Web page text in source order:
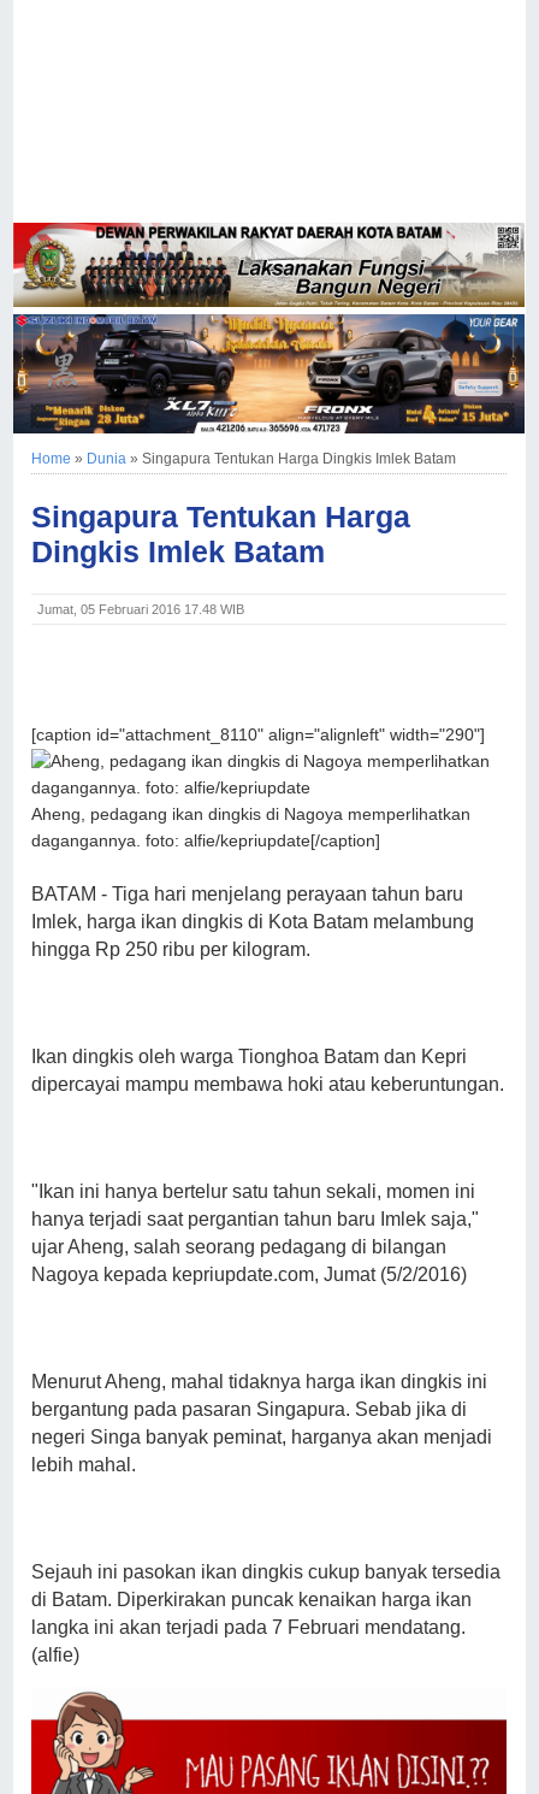
Home » Dunia »Singapura Tentukan Harga Dingkis Imlek Batam
Singapura Tentukan Harga
Dingkis Imlek Batam
Jumat, 05 Februari 2016 17.48 WIB
[caption id="attachment_8110" align="alignleft" width="290"]
Aheng, pedagang ikan dingkis di Nagoya memperlihatkan
dagangannya. foto: alfie/kepriupdate[/caption]
BATAM - Tiga hari menjelang perayaan tahun baru
Imlek, harga ikan dingkis di Kota Batam melambung
hingga Rp 250 ribu per kilogram.
Ikan dingkis oleh warga Tionghoa Batam dan Kepri
dipercayai mampu membawa hoki atau keberuntungan.
"Ikan ini hanya bertelur satu tahun sekali, momen ini
hanya terjadi saat pergantian tahun baru Imlek saja,"
ujar Aheng, salah seorang pedagang di bilangan
Nagoya kepada kepriupdate.com, Jumat (5/2/2016)
Menurut Aheng, mahal tidaknya harga ikan dingkis ini
bergantung pada pasaran Singapura. Sebab jika di
negeri Singa banyak peminat, harganya akan menjadi
lebih mahal.
Sejauh ini pasokan ikan dingkis cukup banyak tersedia
di Batam. Diperkirakan puncak kenaikan harga ikan
langka ini akan terjadi pada 7 Februari mendatang.
(alfie)